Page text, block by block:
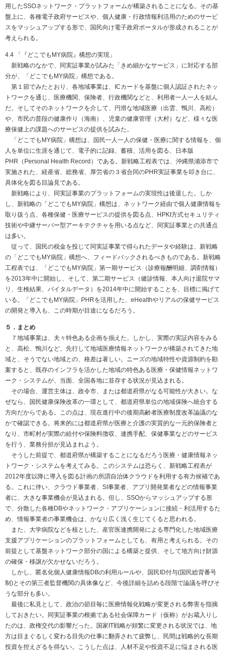
用したSSOネットワーク・プラットフォームが構築されることになる。その基
盤上に、各種電子政府サービスや、個人健康・行政情報利活用のためのサービ
スをマッシュアップする形で、国民向け電子政府ポータルが形成されることが
考えられる。
4.4 「『どこでもMY病院』構想の実現」
新戦略のなかで、同実証事業が試みた「きめ細かなサービス」に対応する部
分が、「どこでもMY病院」構想である。
第１節でみたとおり、各地域事業は、ICカードを基盤に個人認証されたネッ
トワークを通じ、医療機関、保険者、行政機関などと、利用者一人一人を結ん
だ。そしてそのネットワークを介して、円滑な地域医療（出雲、鴨川、高松）
や、市民の普段の健康作り（海南）、児童の健康管理（大村）など、様々な医
療保健上の課題へのサービスの提供を試みた。
「どこでもMY病院」構想は、国民一人一人の保健・医療に関する情報を、個
人を単位に生涯を通じて、電子的に記録、蓄積、活用を図る、日本版
PHR（Personal Health Record）である。新戦略工程表では、沖縄県浦添市で
実施された、経産省、総務省、厚労省の３省合同のPHR実証事業を叩き台に、
具体化を図る目論見である。
新戦略により、同実証事業のプラットフォームの実現性は後退した。しか
し、新戦略の「どこでもMY病院」構想は、ネットワーク経由で個人健康情報を
取り扱う点、各種保健・医療サービスの提供を図る点、HPKI方式セキュリティ
技術や中継サーバー型アーキテクチャを用いる点など、同実証事業との共通点
は多い。
従って、国民の税金を投じて同実証事業で得られたデータや経験は、新戦略
の「どこでもMY病院」構想へ、フィードバックされるべきものである。新戦略
工程表では、「どこでもMY病院」第一期サービス（診療報酬明細、調剤情報）
を2013年中に開始し、そして、第二期サービス（健診情報、本人向け退院サマ
リ、生検結果、バイタルデータ）を2014年中に開始することを、目標に掲げて
いる。「どこでもMY病院」PHRを活用した、eHealthやリアルの保健サービス
の開発と導入も、この時期が目途になるだろう。
５．まとめ
７地域事業は、夫々特色ある企画を揃えた。しかし、実際の実証内容をみる
と、高松、鴨川など、先行して地域医療情報ネットワークが構築されてきた地
域と、そうでない地域との、格差は著しい。ニーズの地域特性や資源制約を勘
案すると、既存のインフラを活かした地域の特色ある医療・保健情報ネットワ
ーク・システムが、当面、全国各地に並存する状況が見込まれる。
その場合、運営主体は、政令市、または都道府県がなる可能性が大きい。な
ぜなら、国民健康保険改革の一環として、都道府県単位の地域保険へ統合する
方向だからである。この点は、現在進行中の後期高齢者医療制度改革論議のな
かで確認できる。将来的には都道府県が医療と介護の実質的な一元的保険者と
なり、市町村が実際の給付や保険料徴収、連携手配、保健事業などのサービス
を行う、業務分担が見込まれよう。
そうした前提で、都道府県が構築することになるだろう医療・健康情報ネッ
トワーク・システムを考えてみる。このシステムは恐らく、新戦略工程表が
2012年度以降に導入を図る計画の所謂自治体クラウドを利用する有力候補であ
る。これに伴い、クラウド事業者、SI事業者、アプリ開発業者などの情報事業
者に、大きな事業機会が見込まれる。但し、SSOからマッシュアップする形
で、分散した各種DBやネットワーク・アプリケーションに接続・利活用するた
め、情報事業者の事業機会は、かなり広く浅く生じてくると思われる。
また、大学病院などを核とした、産官医連携開発による専門化した地域医療
支援アプリケーションのプラットフォームとしても、有用と考えられる。その
前提として基盤ネットワーク部分の国による構築と提供、そして地方向け財源
の確保・移譲が欠かせないだろう。
しかし、匿名化個人健康情報DBの利用ルールや、国民ID付与(国民総背番号
制)とその第三者監督機関の具体像など、今後詳細を詰める段階で論議を呼びそ
うな部分も多い。
最後に私見として、政治の節目毎に医療情報化戦略が変更される弊害を指摘
しておきたい。同実証事業の根拠である社会保障カード（仮称）がお蔵入りし
たのは、政権交代の影響だった。国家IT戦略が頻繁に変更される状況では、地
方は目まぐるしく変わる目先の仕事に翻弄されて疲弊し、民間は戦略的な長期
投資を控えざるを得ない。こうした点は、人材不足や投資不足に悩まされる医